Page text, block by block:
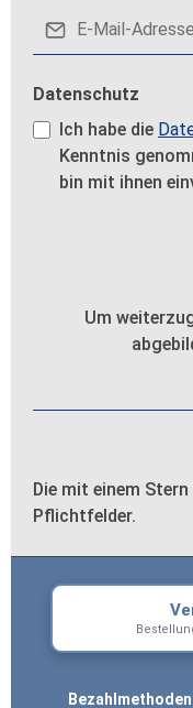
Datenschutz
Ich habe die
Kenntnis
bin mit ihnen
Um
Die mit einem
Pflichtfelder.
Bezahlmethoden